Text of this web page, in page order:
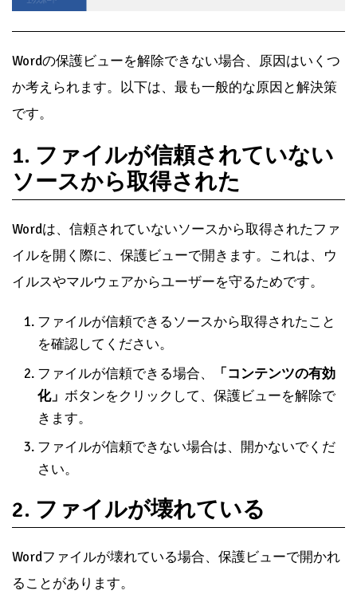
Wordの保護ビューを解除できない場合、原因はいくつ
か考えられます。以下は、最も一般的な原因と解決策
です。
1. ファイルが信頼されていない
ソースから取得された
Wordは、信頼されていないソースから取得されたファ
イルを開く際に、保護ビューで開きます。これは、ウ
イルスやマルウェアからユーザーを守るためです。
ファイルが信頼できるソースから取得されたこと
を確認してください。
ファイルが信頼できる場合、
「コンテンツの有効
化」 ボタンをクリックして、保護ビューを解除で
きます。
ファイルが信頼できない場合は、開かないでくだ
さい。
2. ファイルが壊れている
Wordファイルが壊れている場合、保護ビューで開かれ
ることがあります。